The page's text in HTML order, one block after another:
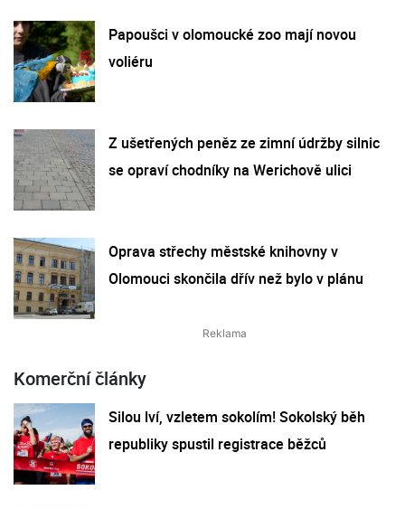
Papoušci v olomoucké zoo mají novou
voliéru
Z ušetřených peněz ze zimní údržby silnic
se opraví chodníky na Werichově ulici
Oprava střechy městské knihovny v
Olomouci skončila dřív než bylo v plánu
Komerční články
Silou lví, vzletem sokolím! Sokolský běh
republiky spustil registrace běžců